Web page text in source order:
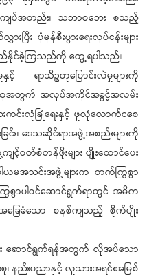
ကျပ်အတည်း၊ သဘာဝဘေး စသည့်
ြီး ပုံမှန်စီးပွားရေးလုပ်ငန်းများ
နိုင်ခဲ့ကြသည်ကို တွေ့ရပါသည်။
င့် ရာသီဥတုပြောင်းလဲမှုများကို
လူထုအတွက် အလုပ်အကိုင်အခွင့်အလမ်း
ေးကင်းလုံခြုံရေးနှင့် ဖူလုံလောက်ငစေ
၊ ဒေသဆိုင်ရာအဖွဲ့အစည်းများကို
ျင့်ဝတ်စံတန်ဖိုးများ ပျိုးထောင်ပေး
ါယမအသင်းအဖွဲ့များက တက်ကြွစွာ
ာပါဝင်ဆောင်ရွက်ရာတွင် အဓိက
ြေခံသော စနစ်ကျသည့် စိုက်ပျိုး
ား ဆောင်ရွက်ရန်အတွက် လိုအပ်သော
စု၊ နည်းပညာနှင့် လူသားအရင်းအမြစ်